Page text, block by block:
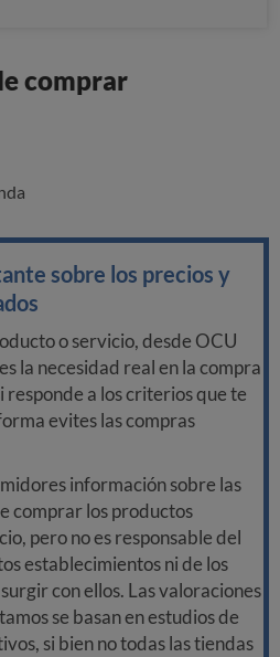
comprar
sobre los precios y
o servicio, desde OCU
la necesidad real en la compra
responde a los criterios que te
evites las compras
información sobre las
comprar los productos
pero no es responsable del
establecimientos ni de los
con ellos. Las valoraciones
se basan en estudios de
si bien no todas las tiendas